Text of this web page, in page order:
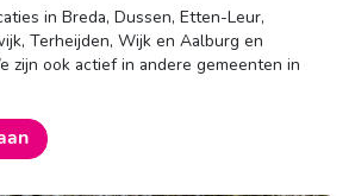
in Breda, Dussen, Etten-Leur,
Terheijden, Wijk en Aalburg en
zijn ook actief in andere gemeenten in